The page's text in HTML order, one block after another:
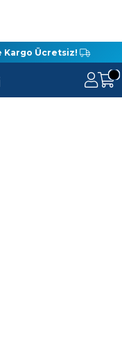
Kargo Ücretsiz!